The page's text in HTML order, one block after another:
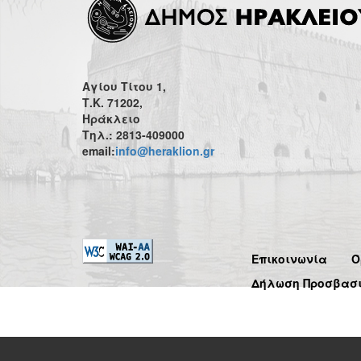
Αγίου Τίτου 1,
Τ.Κ. 71202,
Ηράκλειο
Τηλ.: 2813-409000
email:info@heraklion.gr
Επικοινωνία
Δήλωση